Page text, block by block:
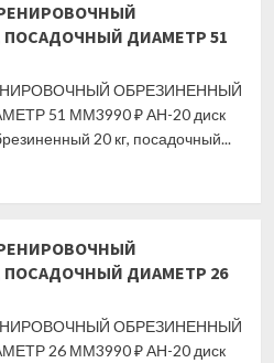
ПОСАДОЧНЫЙ ДИАМЕТР 51
ОБРЕЗИНЕННЫЙ
51 ММ3990 ₽ АН-20 диск
20 кг, посадочный...
ПОСАДОЧНЫЙ ДИАМЕТР 26
ОБРЕЗИНЕННЫЙ
26 ММ3990 ₽ АН-20 диск